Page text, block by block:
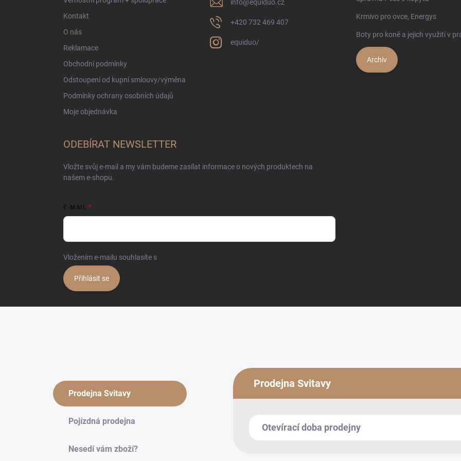
Kontakt
O nás
Reklamace
Obchodní podmínky
Odstoupení od kupní smlouvy/výměna
Podmínky ochrany osobních údajů
Moje objednávka
info@equiduo.cz
+420 732 469 407
equiduo/
Krmivo pro ovce, Energys
Boty pro koně a jejich využití v
Archiv
ODEBÍRAT NEWSLETTER
Vložte svůj e-mail a my vám budeme zasílat informace o nových produktech na
našem e-shopu.
E-MAIL
Vložením e-mailu souhlasíte s
Přihlásit se
Prodejna Svitavy
Pojízdná prodejna
Nesedí vám zboží?
Prodejna Svitavy
Otevírací doba prodejny